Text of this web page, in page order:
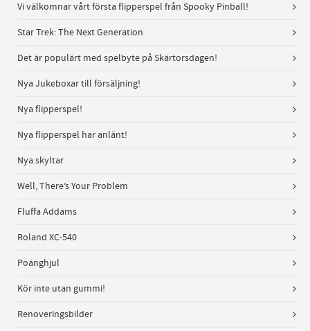
Vi välkomnar vårt första flipperspel från Spooky Pinball!
Star Trek: The Next Generation
Det är populärt med spelbyte på Skärtorsdagen!
Nya Jukeboxar till försäljning!
Nya flipperspel!
Nya flipperspel har anlänt!
Nya skyltar
Well, There’s Your Problem
Fluffa Addams
Roland XC-540
Poänghjul
Kör inte utan gummi!
Renoveringsbilder